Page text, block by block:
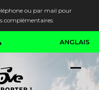
ou par mail pour
complémentaires
ANGLAIS
Close